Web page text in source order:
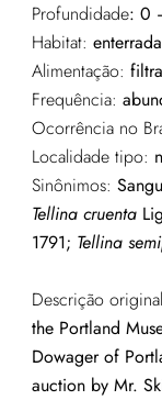
Profundidade: 0
Habitat:
Alimentação:
Frequência:
Ocorrência no
Localidade tipo:
Sinônimos:
Tellina cruenta
1791; Tellina
Descrição
the Portland
Dowager of
auction by Mr.